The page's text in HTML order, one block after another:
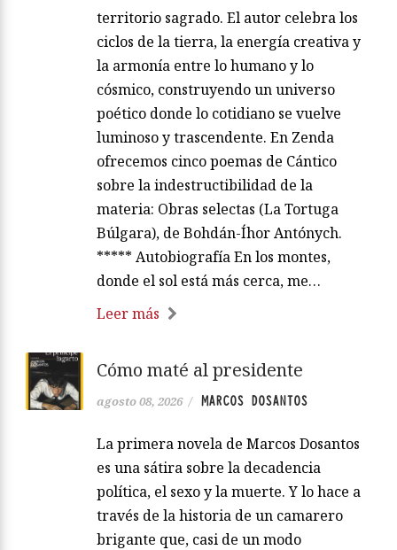
territorio sagrado. El autor celebra los
ciclos de la tierra, la energía creativa y
la armonía entre lo humano y lo
cósmico, construyendo un universo
poético donde lo cotidiano se vuelve
luminoso y trascendente. En Zenda
ofrecemos cinco poemas de Cántico
sobre la indestructibilidad de la
materia: Obras selectas (La Tortuga
Búlgara), de Bohdán-Íhor Antónych.
***** Autobiografía En los montes,
donde el sol está más cerca, me…
Leer más
Cómo maté al presidente
agosto 08, 2026 / MARCOS DOSANTOS
La primera novela de Marcos Dosantos
es una sátira sobre la decadencia
política, el sexo y la muerte. Y lo hace a
través de la historia de un camarero
brigante que, casi de un modo